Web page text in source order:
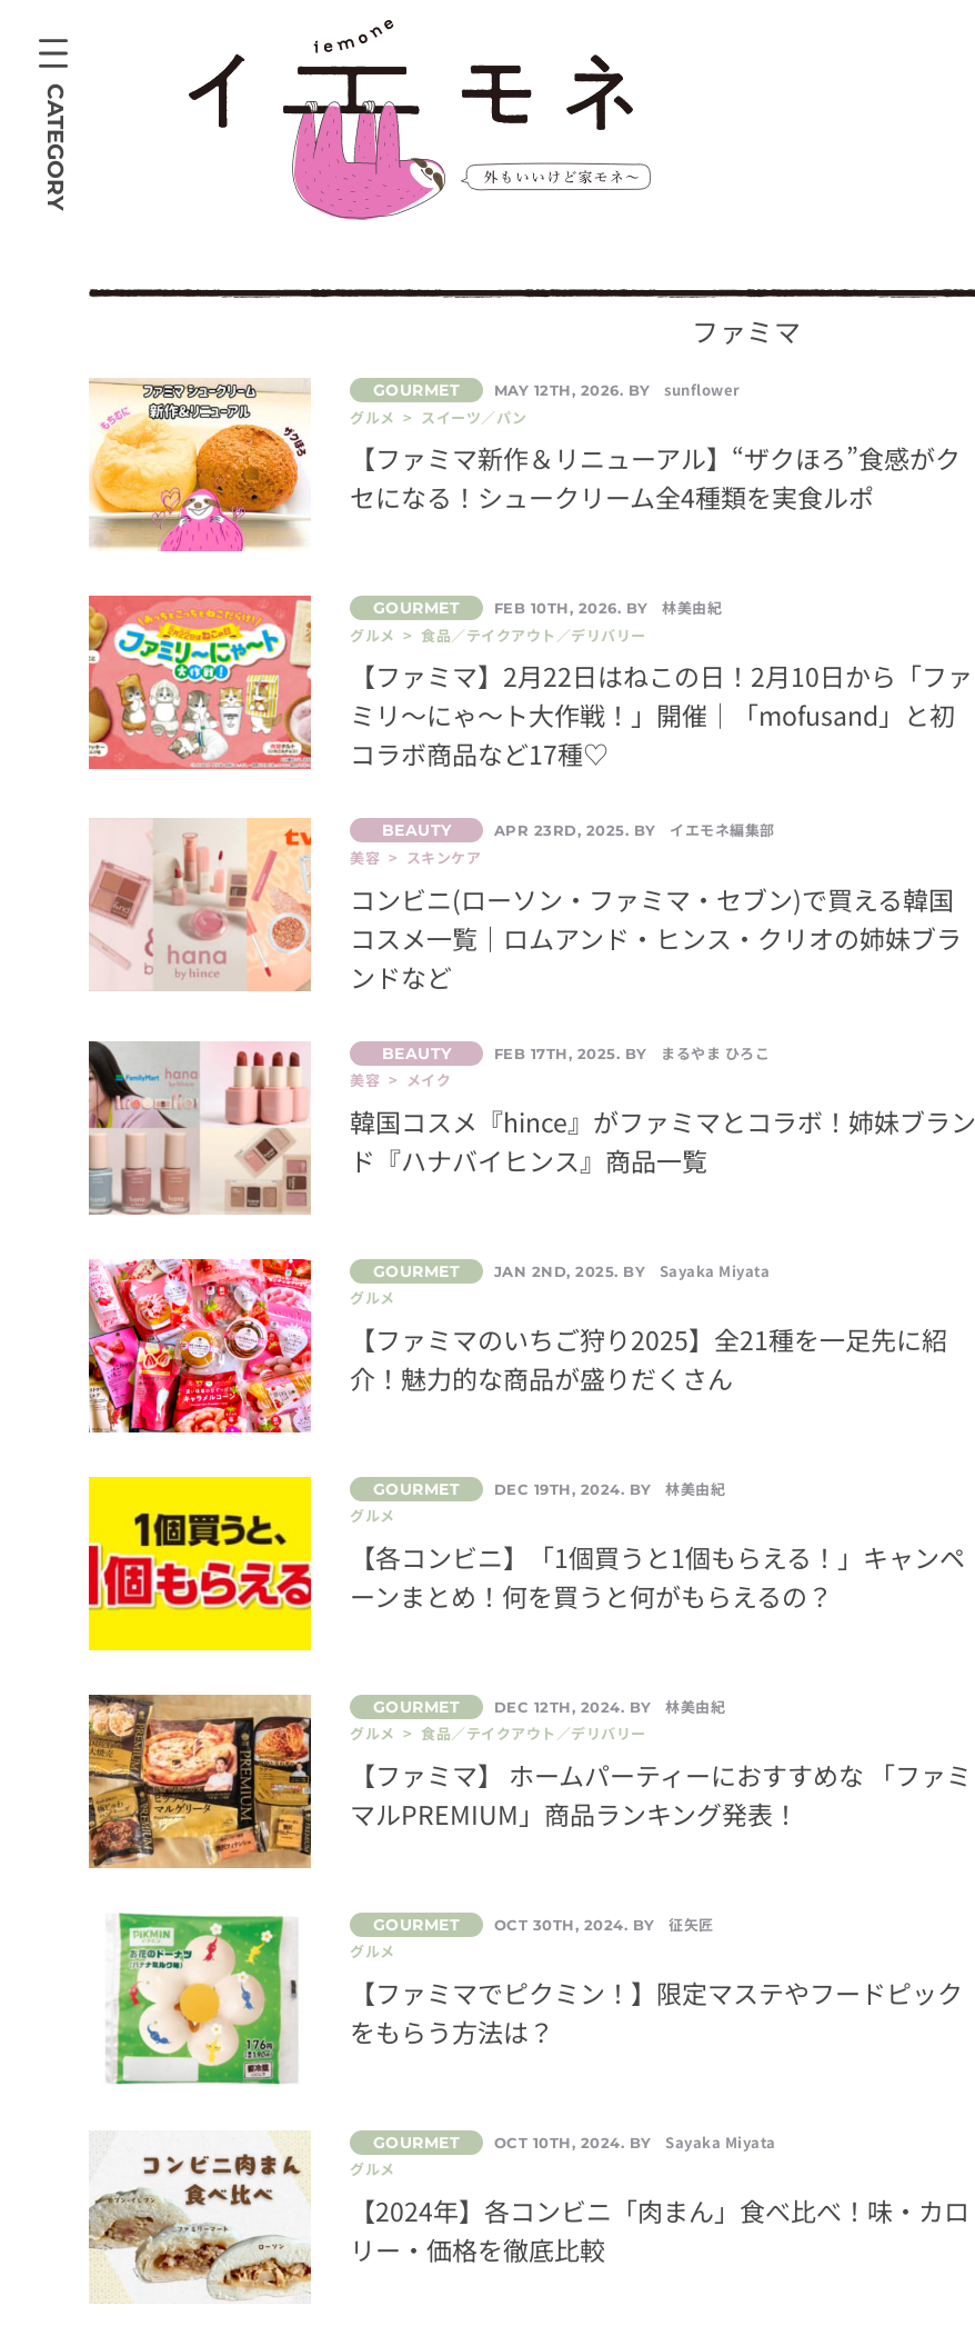
CATEGORY
ファミマ
MAY 12TH, 2026. BY
sunflower
グルメ > スイーツ／パン
【ファミマ新作＆リニューアル】“ザクほろ”食感がク
セになる！シュークリーム全4種類を実食ルポ
FEB 10TH, 2026. BY
林美由紀
グルメ > 食品／テイクアウト／デリバリー
【ファミマ】2月22日はねこの日！2月10日から「ファ
ミリ～にゃ～ト大作戦！」開催│「mofusand」と初
コラボ商品など17種♡
APR 23RD, 2025. BY
イエモネ編集部
美容 > スキンケア
コンビニ(ローソン・ファミマ・セブン)で買える韓国
コスメ一覧｜ロムアンド・ヒンス・クリオの姉妹ブラ
ンドなど
FEB 17TH, 2025. BY
まるやま ひろこ
美容 > メイク
韓国コスメ『hince』がファミマとコラボ！姉妹ブラン
ド『ハナバイヒンス』商品一覧
JAN 2ND, 2025. BY
Sayaka Miyata
グルメ
【ファミマのいちご狩り2025】全21種を一足先に紹
介！魅力的な商品が盛りだくさん
DEC 19TH, 2024. BY
林美由紀
グルメ
【各コンビニ】「1個買うと1個もらえる！」キャンペ
ーンまとめ！何を買うと何がもらえるの？
DEC 12TH, 2024. BY
林美由紀
グルメ > 食品／テイクアウト／デリバリー
【ファミマ】 ホームパーティーにおすすめな 「ファミ
マルPREMIUM」商品ランキング発表！
OCT 30TH, 2024. BY
征矢匠
グルメ
【ファミマでピクミン！】限定マステやフードピック
をもらう方法は？
OCT 10TH, 2024. BY
Sayaka Miyata
グルメ
【2024年】各コンビニ「肉まん」食べ比べ！味・カロ
リー・価格を徹底比較